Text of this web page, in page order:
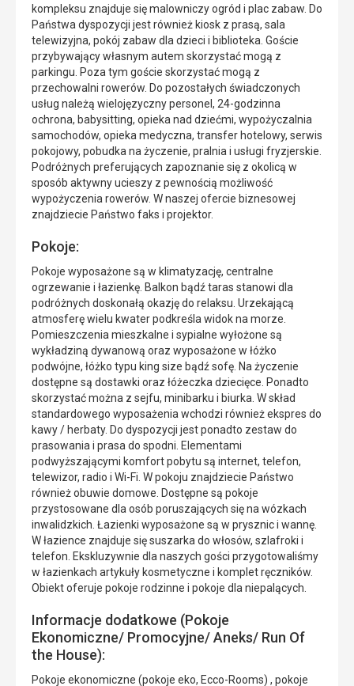
kompleksu znajduje się malowniczy ogród i plac zabaw. Do
Państwa dyspozycji jest również kiosk z prasą, sala
telewizyjna, pokój zabaw dla dzieci i biblioteka. Goście
przybywający własnym autem skorzystać mogą z
parkingu. Poza tym goście skorzystać mogą z
przechowalni rowerów. Do pozostałych świadczonych
usług należą wielojęzyczny personel, 24-godzinna
ochrona, babysitting, opieka nad dziećmi, wypożyczalnia
samochodów, opieka medyczna, transfer hotelowy, serwis
pokojowy, pobudka na życzenie, pralnia i usługi fryzjerskie.
Podróżnych preferujących zapoznanie się z okolicą w
sposób aktywny ucieszy z pewnością możliwość
wypożyczenia rowerów. W naszej ofercie biznesowej
znajdziecie Państwo faks i projektor.
Pokoje:
Pokoje wyposażone są w klimatyzację, centralne
ogrzewanie i łazienkę. Balkon bądź taras stanowi dla
podróżnych doskonałą okazję do relaksu. Urzekającą
atmosferę wielu kwater podkreśla widok na morze.
Pomieszczenia mieszkalne i sypialne wyłożone są
wykładziną dywanową oraz wyposażone w łóżko
podwójne, łóżko typu king size bądź sofę. Na życzenie
dostępne są dostawki oraz łóżeczka dziecięce. Ponadto
skorzystać można z sejfu, minibarku i biurka. W skład
standardowego wyposażenia wchodzi również ekspres do
kawy / herbaty. Do dyspozycji jest ponadto zestaw do
prasowania i prasa do spodni. Elementami
podwyższającymi komfort pobytu są internet, telefon,
telewizor, radio i Wi-Fi. W pokoju znajdziecie Państwo
również obuwie domowe. Dostępne są pokoje
przystosowane dla osób poruszających się na wózkach
inwalidzkich. Łazienki wyposażone są w prysznic i wannę.
W łazience znajduje się suszarka do włosów, szlafroki i
telefon. Ekskluzywnie dla naszych gości przygotowaliśmy
w łazienkach artykuły kosmetyczne i komplet ręczników.
Obiekt oferuje pokoje rodzinne i pokoje dla niepalących.
Informacje dodatkowe (Pokoje
Ekonomiczne/ Promocyjne/ Aneks/ Run Of
the House):
Pokoje ekonomiczne (pokoje eko, Ecco-Rooms) , pokoje